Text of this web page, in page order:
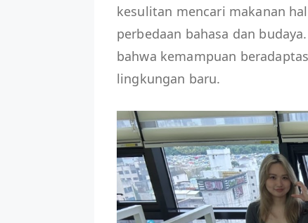
kesulitan mencari makanan
perbedaan bahasa dan
bahwa kemampuan
lingkungan baru.